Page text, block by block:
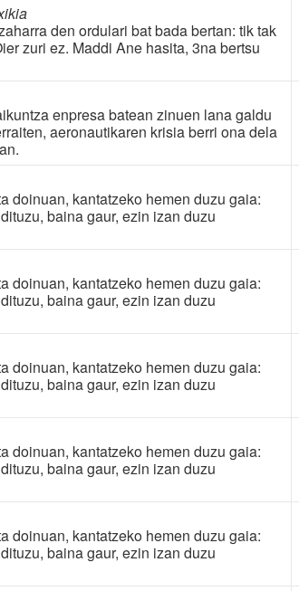
den ordulari bat bada bertan: tik tak
zuri ez. Maddi Ane hasita, 3na bertsu
enpresa batean zinuen lana galdu
aeronautikaren krisia berri ona dela
doinuan, kantatzeko hemen duzu gaia:
baina gaur, ezin izan duzu
doinuan, kantatzeko hemen duzu gaia:
baina gaur, ezin izan duzu
doinuan, kantatzeko hemen duzu gaia:
baina gaur, ezin izan duzu
doinuan, kantatzeko hemen duzu gaia:
baina gaur, ezin izan duzu
doinuan, kantatzeko hemen duzu gaia:
baina gaur, ezin izan duzu